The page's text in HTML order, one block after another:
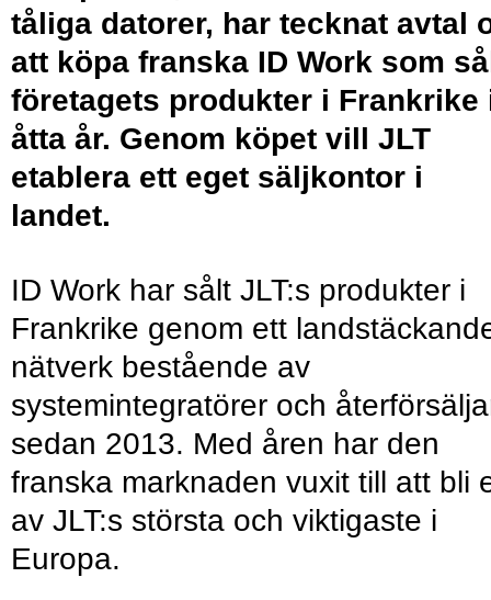
tåliga datorer, har tecknat avtal
att köpa franska ID Work som
företagets produkter i Frankrike
åtta år. Genom köpet vill JLT
etablera ett eget säljkontor i
landet.
ID Work har sålt JLT:s produkter i
Frankrike genom ett
nätverk bestående av
systemintegratörer och
sedan 2013. Med åren har den
franska marknaden vuxit till att bli
av JLT:s största och viktigaste i
Europa.